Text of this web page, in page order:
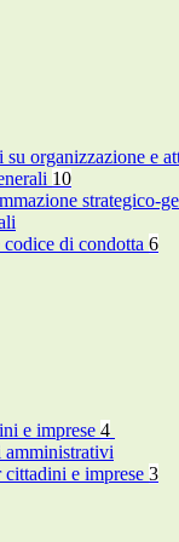
organizzazione e
10
strategico-
di condotta 6
e imprese 4
amministrativi
e imprese 3